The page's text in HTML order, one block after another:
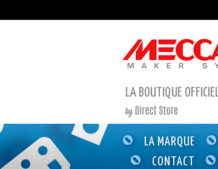
LA BOUTIQUE
LA MARQUE
CONTACT